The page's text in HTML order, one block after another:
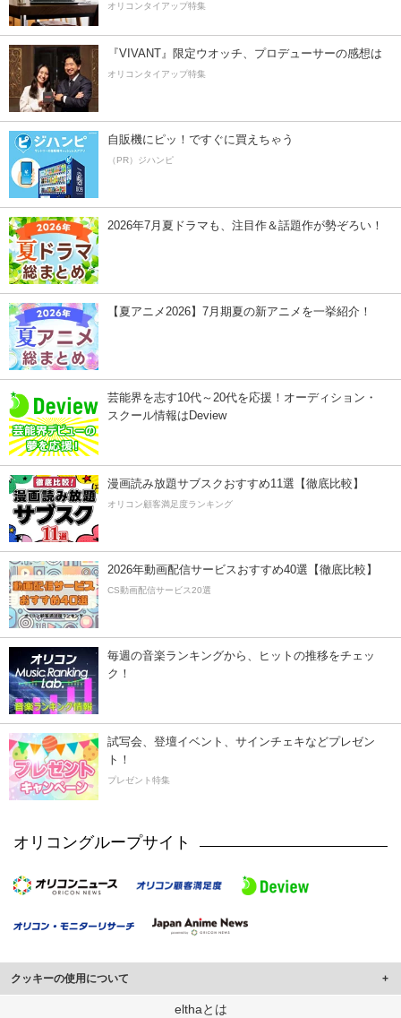
オリコンタイアップ特集
『VIVANT』限定ウオッチ、プロデューサーの感想は
オリコンタイアップ特集
自販機にピッ！ですぐに買えちゃう
（PR）ジハンピ
2026年7月夏ドラマも、注目作＆話題作が勢ぞろい！
【夏アニメ2026】7月期夏の新アニメを一挙紹介！
芸能界を志す10代～20代を応援！オーディション・
スクール情報はDeview
漫画読み放題サブスクおすすめ11選【徹底比較】
オリコン顧客満足度ランキング
2026年動画配信サービスおすすめ40選【徹底比較】
CS動画配信サービス20選
毎週の音楽ランキングから、ヒットの推移をチェッ
ク！
試写会、登壇イベント、サインチェキなどプレゼン
ト！
プレゼント特集
オリコングループサイト
クッキーの使用について
このサイトでは Cookie を使用して、ユーザーに合わせたコンテンツや広告の
elthaとは